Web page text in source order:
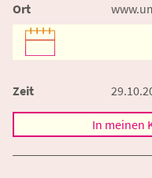
Ort
Zeit
In meinen